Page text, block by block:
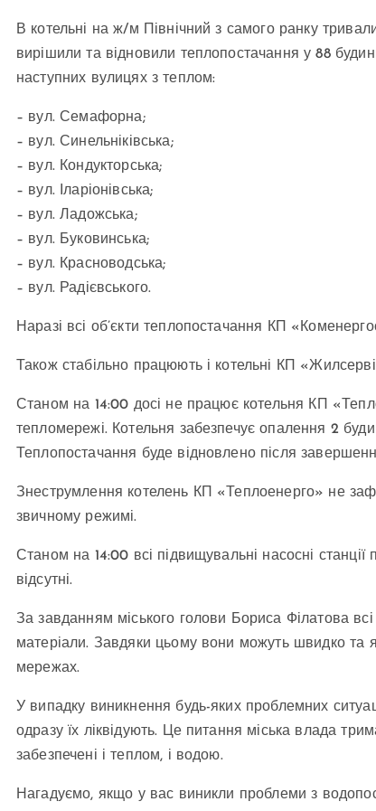
В котельні на ж/м Північний з самого ранку
вирішили та відновили теплопостачання у 88
наступних вулицях з теплом:
– вул. Семафорна;
– вул. Синельніківська;
– вул. Кондукторська;
– вул. Іларіонівська;
– вул. Ладожська;
– вул. Буковинська;
– вул. Красноводська;
– вул. Радієвського.
Наразі всі об’єкти теплопостачання КП
Також стабільно працюють і котельні КП
Станом на 14:00 досі не працює котельня КП
тепломережі. Котельня забезпечує опалення 2
Теплопостачання буде відновлено після
Знеструмлення котелень КП «Теплоенерго» не
звичному режимі.
Станом на 14:00 всі підвищувальні насосні
відсутні.
За завданням міського голови Бориса Філатова
матеріали. Завдяки цьому вони можуть швидко та
мережах.
У випадку виникнення будь-яких проблемних
одразу їх ліквідують. Це питання міська влада
забезпечені і теплом, і водою.
Нагадуємо, якщо у вас виникли проблеми з